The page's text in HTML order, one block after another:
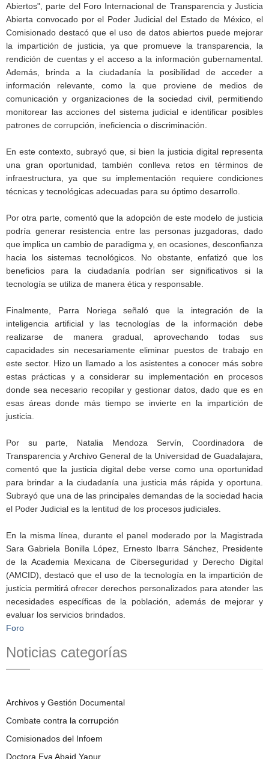
Abiertos", parte del Foro Internacional de Transparencia y Justicia
Abierta convocado por el Poder Judicial del Estado de México, el
Comisionado destacó que el uso de datos abiertos puede mejorar
la impartición de justicia, ya que promueve la transparencia, la
rendición de cuentas y el acceso a la información gubernamental.
Además, brinda a la ciudadanía la posibilidad de acceder a
información relevante, como la que proviene de medios de
comunicación y organizaciones de la sociedad civil, permitiendo
monitorear las acciones del sistema judicial e identificar posibles
patrones de corrupción, ineficiencia o discriminación.
En este contexto, subrayó que, si bien la justicia digital representa
una gran oportunidad, también conlleva retos en términos de
infraestructura, ya que su implementación requiere condiciones
técnicas y tecnológicas adecuadas para su óptimo desarrollo.
Por otra parte, comentó que la adopción de este modelo de justicia
podría generar resistencia entre las personas juzgadoras, dado
que implica un cambio de paradigma y, en ocasiones, desconfianza
hacia los sistemas tecnológicos. No obstante, enfatizó que los
beneficios para la ciudadanía podrían ser significativos si la
tecnología se utiliza de manera ética y responsable.
Finalmente, Parra Noriega señaló que la integración de la
inteligencia artificial y las tecnologías de la información debe
realizarse de manera gradual, aprovechando todas sus
capacidades sin necesariamente eliminar puestos de trabajo en
este sector. Hizo un llamado a los asistentes a conocer más sobre
estas prácticas y a considerar su implementación en procesos
donde sea necesario recopilar y gestionar datos, dado que es en
esas áreas donde más tiempo se invierte en la impartición de
justicia.
Por su parte, Natalia Mendoza Servín, Coordinadora de
Transparencia y Archivo General de la Universidad de Guadalajara,
comentó que la justicia digital debe verse como una oportunidad
para brindar a la ciudadanía una justicia más rápida y oportuna.
Subrayó que una de las principales demandas de la sociedad hacia
el Poder Judicial es la lentitud de los procesos judiciales.
En la misma línea, durante el panel moderado por la Magistrada
Sara Gabriela Bonilla López, Ernesto Ibarra Sánchez, Presidente
de la Academia Mexicana de Ciberseguridad y Derecho Digital
(AMCID), destacó que el uso de la tecnología en la impartición de
justicia permitirá ofrecer derechos personalizados para atender las
necesidades específicas de la población, además de mejorar y
evaluar los servicios brindados.
Foro
Noticias categorías
Archivos y Gestión Documental
Combate contra la corrupción
Comisionados del Infoem
Doctora Eva Abaid Yapur